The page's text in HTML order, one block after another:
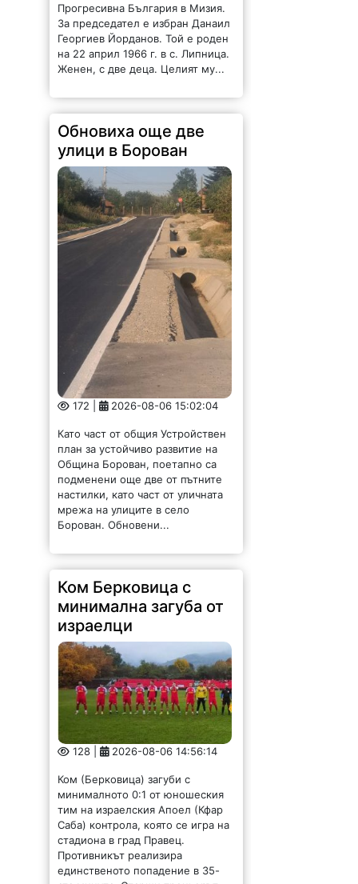
Прогресивна България в Мизия.
За председател е избран Данаил
Георгиев Йорданов. Той е роден
на 22 април 1966 г. в с. Липница.
Женен, с две деца. Целият му...
Обновиха още две
улици в Борован
172 | 2026-08-06 15:02:04
Като част от общия Устройствен
план за устойчиво развитие на
Община Борован, поетапно са
подменени още две от пътните
настилки, като част от уличната
мрежа на улиците в село
Борован. Обновени...
Ком Берковица с
минимална загуба от
израелци
128 | 2026-08-06 14:56:14
Ком (Берковица) загуби с
минималното 0:1 от юношеския
тим на израелския Апоел (Кфар
Саба) контрола, която се игра на
стадиона в град Правец.
Противникът реализира
единственото попадение в 35-